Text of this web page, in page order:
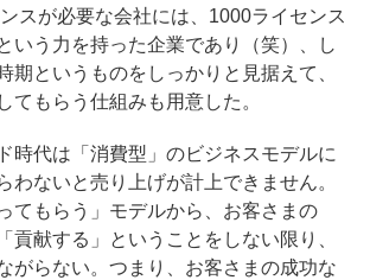
スが必要な会社には、1000ライセンス
いう力を持った企業であり（笑）、し
期というものをしっかりと見据えて、
てもらう仕組みも用意した。
時代は「消費型」のビジネスモデルに
わないと売り上げが計上できません。
てもらう」モデルから、お客さまの
貢献する」ということをしない限り、
がらない。つまり、お客さまの成功な